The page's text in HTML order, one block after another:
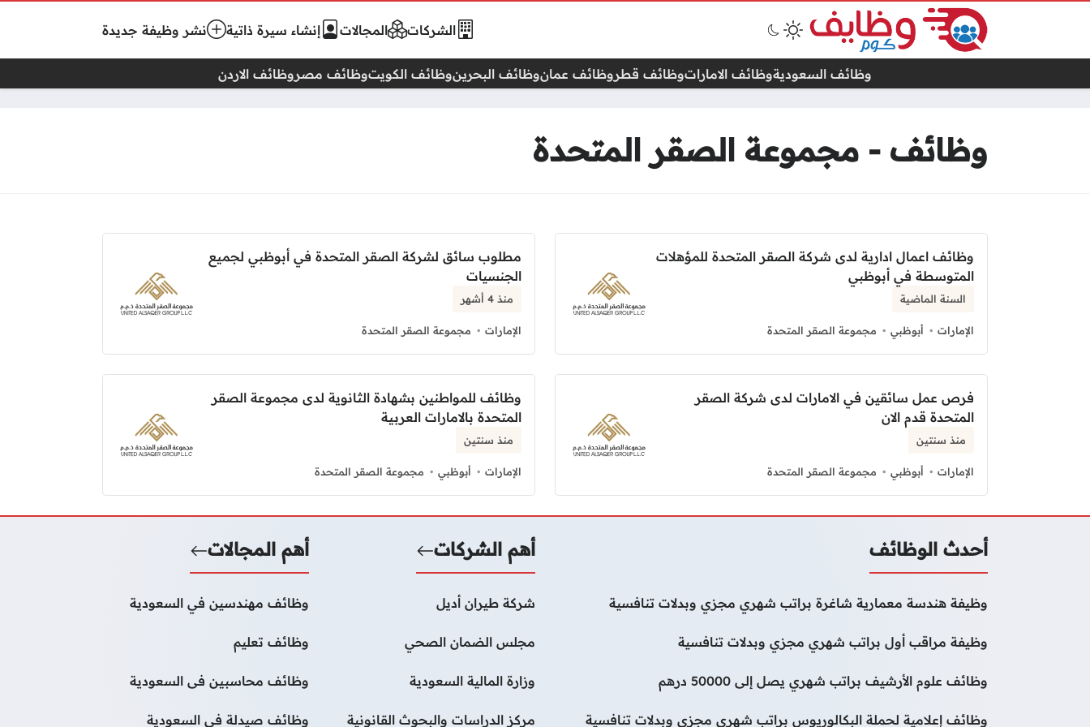
الشركات المجالات إنشاء سيرة ذاتية نشر وظيفة جديدة
وظائف السعوديةوظائف الاماراتوظائف قطروظائف عمانوظائف البحرينوظائف الكويتوظائف مصروظائف الاردن
وظائف - مجموعة الصقر المتحدة
وظائف اعمال ادارية لدى شركة الصقر المتحدة للمؤهلات
المتوسطة في أبوظبي
السنة الماضية
الإمارات أبوظبي مجموعة الصقر المتحدة
مطلوب سائق لشركة الصقر المتحدة في أبوظبي لجميع
الجنسيات
منذ 4 أشهر
الإمارات مجموعة الصقر المتحدة
فرص عمل سائقين في الامارات لدى شركة الصقر
المتحدة قدم الان
منذ سنتين
الإمارات أبوظبي مجموعة الصقر المتحدة
وظائف للمواطنين بشهادة الثانوية لدى مجموعة الصقر
المتحدة بالامارات العربية
منذ سنتين
الإمارات أبوظبي مجموعة الصقر المتحدة
أحدث الوظائف
وظيفة هندسة معمارية شاغرة براتب شهري مجزي وبدلات تنافسية
وظيفة مراقب أول براتب شهري مجزي وبدلات تنافسية
وظائف علوم الأرشيف براتب شهري يصل إلى 50000 درهم
وظائف إعلامية لحملة البكالوريوس براتب شهري مجزي وبدلات تنافسية
أهم الشركات
شركة طيران أديل
مجلس الضمان الصحي
وزارة المالية السعودية
مركز الدراسات والبحوث القانونية
أهم المجالات
وظائف مهندسين في السعودية
وظائف تعليم
وظائف محاسبين فى السعودية
وظائف صيدلة فى السعودية